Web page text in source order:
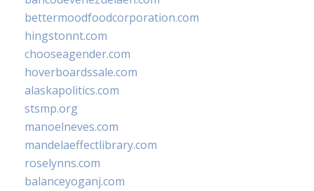
bettermoodfoodcorporation.com
hingstonnt.com
chooseagender.com
hoverboardssale.com
alaskapolitics.com
stsmp.org
manoelneves.com
mandelaeffectlibrary.com
roselynns.com
balanceyoganj.com